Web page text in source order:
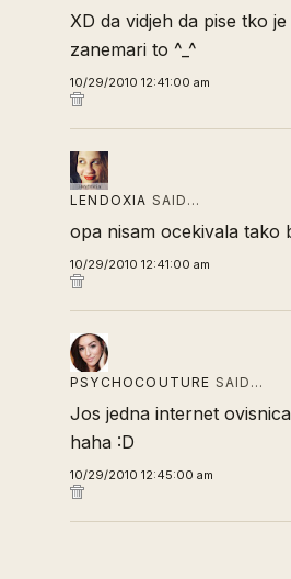
XD da vidjeh da pise tko
zanemari to ^_^
10/29/2010 12:41:00 am
LENDOXIA SAID…
opa nisam ocekivala tako
10/29/2010 12:41:00 am
PSYCHOCOUTURE SAID…
Jos jedna internet
haha :D
10/29/2010 12:45:00 am